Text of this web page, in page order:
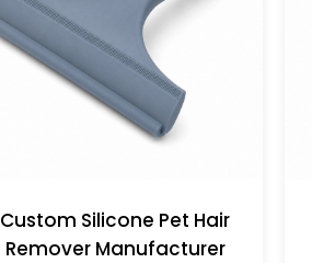
Custom Silicone Pet Hair
Remover Manufacturer